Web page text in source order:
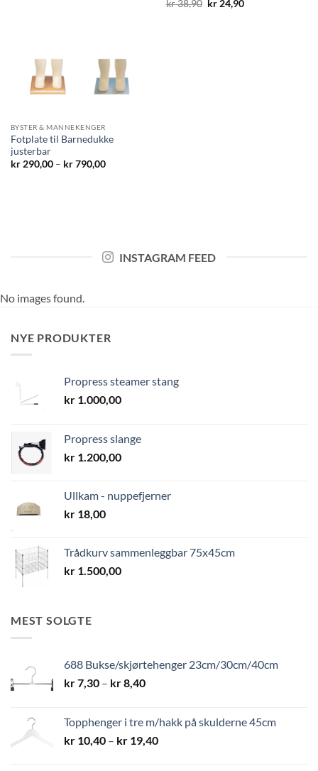
kr38,90 Opprinnelig
kr24,90Nåværende
BYSTER & MANNEKENGER
Fotplate til Barnedukke
justerbar
kr290,00 – kr790,00Prisområde:
INSTAGRAM FEED
No images found.
NYE PRODUKTER
Propress steamer stang
kr 1.000,00
Propress slange
kr 1.200,00
Ullkam - nuppefjerner
kr 18,00
Trådkurv sammenleggbar 75x45cm
kr 1.500,00
MEST SOLGTE
688 Bukse/skjørtehenger 23cm/30cm/40cm
kr7,30 – kr8,40Prisområde:
kr 8,40
Topphenger i tre m/hakk på skulderne 45cm
kr 10,40 – kr 19,40Prisområde: